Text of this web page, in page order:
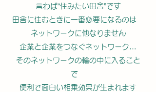
言わば“住みたい田舎”です
田舎に住むときに一番必要になるのは
ネットワークに他なりません
企業と企業をつなぐネットワーク…
そのネットワークの輪の中に入ること
で
便利で面白い相乗効果が生まれます